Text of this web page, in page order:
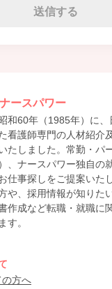
ースパワー
和60年（1985年）に
看護師専門の人材紹介
たしました。常勤・パ
、ナースパワー独自の
仕事探しをご提案いた
や、採用情報が知りた
作成など転職・就職に
す。
の方へ